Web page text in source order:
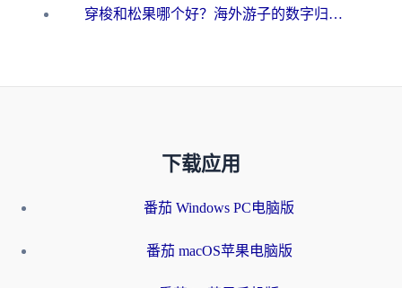
穿梭和松果哪个好？海外游子的数字归乡路，到底该怎么选
下载应用
番茄 Windows PC电脑版
番茄 macOS苹果电脑版